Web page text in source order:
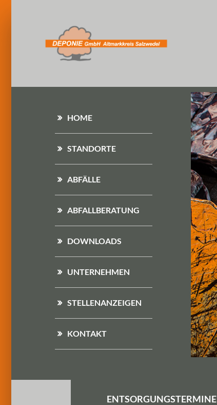
HOME
STANDORTE
ABFÄLLE
ABFALLBERATUNG
DOWNLOADS
UNTERNEHMEN
STELLENANZEIGEN
KONTAKT
ENTSORGUNGSTERMINE